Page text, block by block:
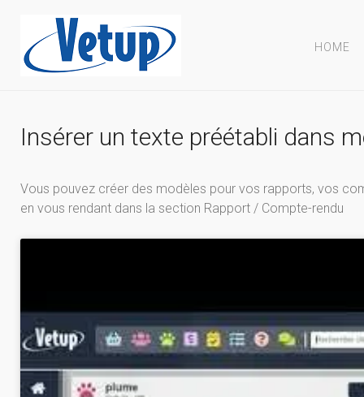
HOME
Insérer un texte préétabli dans
Vous pouvez créer des modèles pour vos rapports, vos
en vous rendant dans la section Rapport / Compte-rendu